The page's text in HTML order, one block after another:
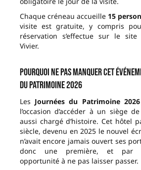
Chaque créneau accueille 15
visite est gratuite, y compris
réservation s’effectue sur le
Vivier.
Pourquoi ne pas manquer cet
du Patrimoine 2026
Les Journées du Patrimoine 2026
l’occasion d’accéder à un siège
aussi chargé d’histoire. Cet hôtel
siècle, devenu en 2025 le nouvel
n’avait encore jamais ouvert ses
donc une première, et par
opportunité à ne pas laisser passer.